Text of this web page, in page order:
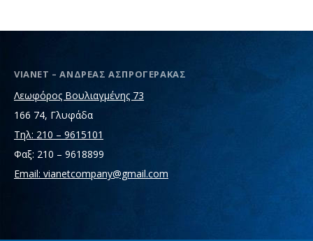
VIANET – ΑΝΔΡΕΑΣ ΑΣΠΡΟΓΕΡΑΚΑΣ
Λεωφόρος Βουλιαγμένης 73
166 74, Γλυφάδα
Τηλ: 210 – 9615101
Φαξ: 210 – 9618899
Email: vianetcompany@gmail.com